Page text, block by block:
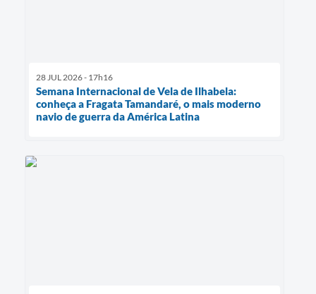
28 JUL 2026 - 17h16
Semana Internacional de Vela de Ilhabela:
conheça a Fragata Tamandaré, o mais moderno
navio de guerra da América Latina